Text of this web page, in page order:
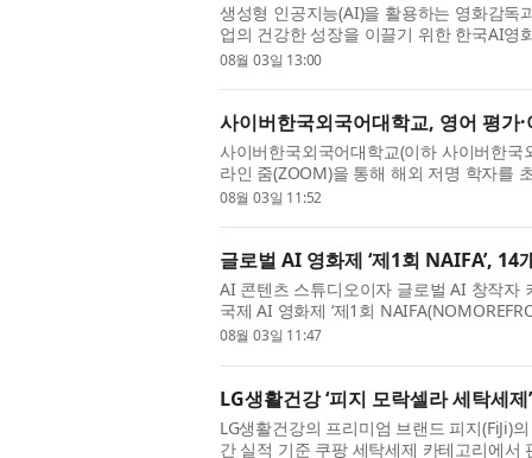
생성형 인공지능(AI)을 활용하는 영화감
업의 건강한 성장을 이끌기 위한 한국AI
KAIFD, )가 공식 출범했다. 한국AI영화감
08월 03일 13:00
사이버한국외국어대학교, 영어 평가
사이버한국외국어대학교(이하 사이버한
라인 줌(ZOOM)을 통해 해외 저명 학자를
어학부 콜로퀴엄’을 개최한다고 밝혔다.
08월 03일 11:52
글로벌 AI 영화제 ‘제1회 NAIFA’,
AI 콘텐츠 스튜디오이자 글로벌 AI 창작자
국제 AI 영화제 ‘제1회
을 성황리에 마무리했다. 제1회 NAIFA에
08월 03일 11:47
LG생활건강 ‘피지 모락셀라 세탁세
LG생활건강의 프리미엄 브랜드 피지(FiJi)
간 실적 기준 쿠팡 세탁세제 카테고리에